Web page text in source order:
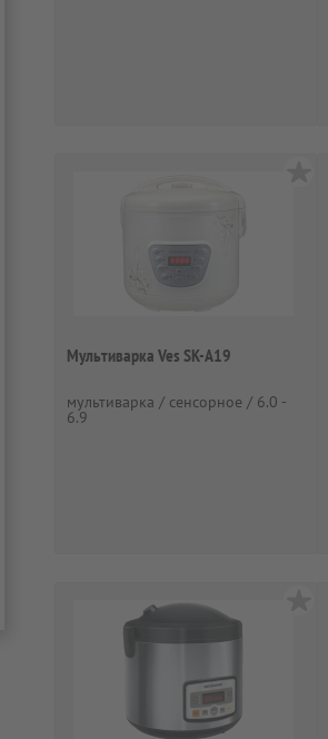
Мультиварка Ves SK-A19
мультиварка / сенсорное / 6.0 -
6.9